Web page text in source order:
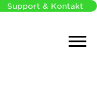
Support & Kontakt